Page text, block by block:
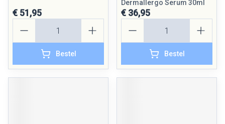
€ 51,95
Bestel
Dermallergo Serum 30ml
€ 36,95
Bestel